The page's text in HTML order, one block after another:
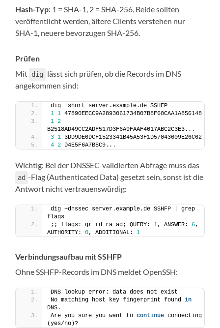
Hash-Typ: 1 = SHA-1, 2 = SHA-256. Beide sollten
veröffentlicht werden, ältere Clients verstehen nur
SHA-1, neuere bevorzugen SHA-256.
Prüfen
Mit dig
lässt sich prüfen, ob die Records im DNS
angekommen sind:
dig +short server.example.de SSHFP
1 1 47890EECC9A2893061734B07B8F60CAA1A856148
1 2
B2518AD49CC2ADF517D3F6A9FAAF4017ABC2C3E3...
3 1 3DD9DE0DCF1523341B45A53F1D57043609E26C62
4 2 D4E5F6A7B8C9...
Wichtig: Bei der DNSSEC-validierten Abfrage muss das
ad -Flag (Authenticated Data) gesetzt sein, sonst ist die
Antwort nicht vertrauenswürdig:
dig +dnssec server.example.de SSHFP | grep
flags
;; flags: qr rd ra ad; QUERY: 1, ANSWER: 6,
AUTHORITY: 0, ADDITIONAL: 1
Verbindungsaufbau mit SSHFP
Ohne SSHFP-Records im DNS meldet OpenSSH:
DNS lookup error: data does not exist
No matching host key fingerprint found in
DNS.
Are you sure you want to continue connecting
(yes/no)?